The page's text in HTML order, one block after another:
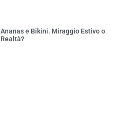
Ananas e Bikini. Miraggio Estivo o
Realtà?